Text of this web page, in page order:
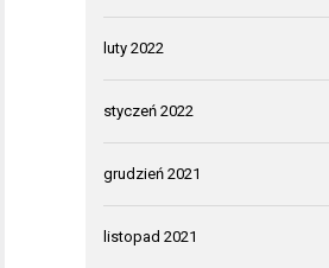
luty 2022
styczeń 2022
grudzień 2021
listopad 2021